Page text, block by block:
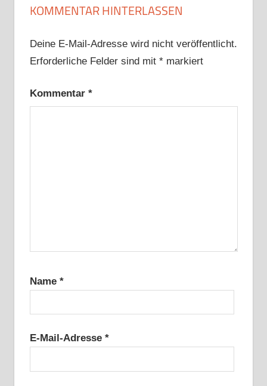
KOMMENTAR HINTERLASSEN
Deine E-Mail-Adresse wird nicht veröffentlicht.
Erforderliche Felder sind mit *markiert
Kommentar *
Name *
E-Mail-Adresse *